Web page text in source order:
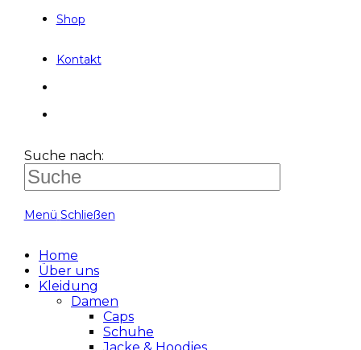
Shop
Kontakt
Suche nach:
Menü Schließen
Home
Über uns
Kleidung
Damen
Caps
Schuhe